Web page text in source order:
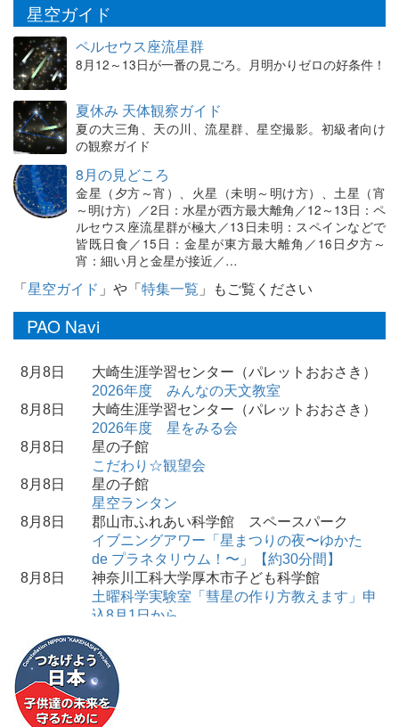
星空ガイド
ペルセウス座流星群
8月12～13日が一番の見ごろ。月明かりゼロの好条件！
夏休み 天体観察ガイド
夏の大三角、天の川、流星群、星空撮影。初級者向け
の観察ガイド
8月の見どころ
金星（夕方～宵）、火星（未明～明け方）、土星（宵
～明け方）／2日：水星が西方最大離角／12～13日：ペ
ルセウス座流星群が極大／13日未明：スペインなどで
皆既日食／15日：金星が東方最大離角／16日夕方～
宵：細い月と金星が接近／…
「星空ガイド 」や「特集一覧 」もご覧ください
PAO Navi